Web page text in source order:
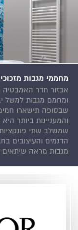
מחממי מגבות
אבזור חדר האמבטיה
ומחמם מגבות למשל
שבסופה תישארו
והמעניינות ביותר
שמשלב שתי
הדגמים והעיצובים
מגבות מראה שיתאים